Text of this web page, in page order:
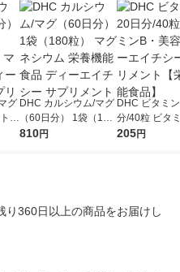
グ DHC カルシウム/マグ
（60日分） 1袋（180
粒） マグネシウム 栄
810円
DHC ビタミ
分/40粒 ビタ
美容 ディーエ
205円
り360日以上の商品をお届けし